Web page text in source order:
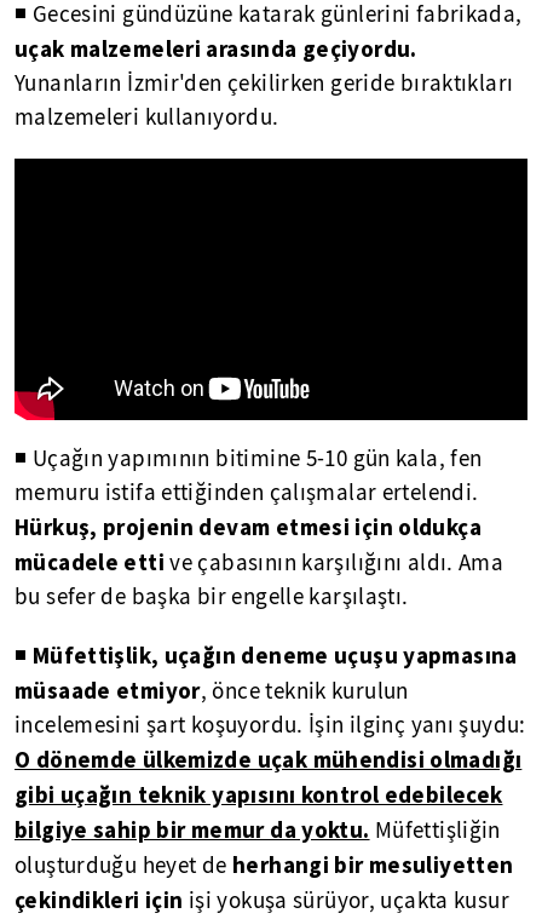
◾ Gecesini gündüzüne katarak günlerini fabrikada,
uçak malzemeleri arasında geçiyordu.
Yunanların İzmir'den çekilirken geride bıraktıkları
malzemeleri kullanıyordu.
◾ Uçağın yapımının bitimine 5-10 gün kala, fen
memuru istifa ettiğinden çalışmalar ertelendi.
Hürkuş, projenin devam etmesi için oldukça
mücadele etti ve çabasının karşılığını aldı. Ama
bu sefer de başka bir engelle karşılaştı.
◾ Müfettişlik, uçağın deneme uçuşu yapmasına
müsaade etmiyor, önce teknik kurulun
incelemesini şart koşuyordu. İşin ilginç yanı şuydu:
O dönemde ülkemizde uçak mühendisi olmadığı
gibi uçağın teknik yapısını kontrol edebilecek
bilgiye sahip bir memur da yoktu. Müfettişliğin
oluşturduğu heyet de herhangi bir mesuliyetten
çekindikleri için işi yokuşa sürüyor, uçakta kusur